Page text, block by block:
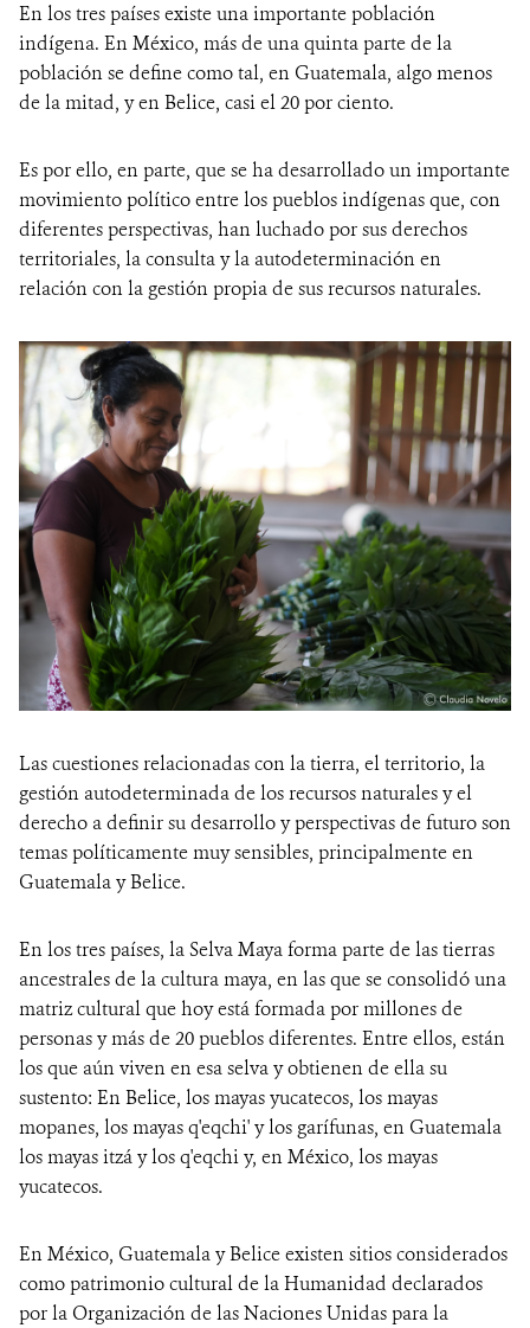
En los tres países existe una importante población
indígena. En México, más de una quinta parte de la
población se define como tal, en Guatemala, algo menos
de la mitad, y en Belice, casi el 20 por ciento.
Es por ello, en parte, que se ha desarrollado un importante
movimiento político entre los pueblos indígenas que, con
diferentes perspectivas, han luchado por sus derechos
territoriales, la consulta y la autodeterminación en
relación con la gestión propia de sus recursos naturales.
Las cuestiones relacionadas con la tierra, el territorio, la
gestión autodeterminada de los recursos naturales y el
derecho a definir su desarrollo y perspectivas de futuro son
temas políticamente muy sensibles, principalmente en
Guatemala y Belice.
En los tres países, la Selva Maya forma parte de las tierras
ancestrales de la cultura maya, en las que se consolidó una
matriz cultural que hoy está formada por millones de
personas y más de 20 pueblos diferentes. Entre ellos, están
los que aún viven en esa selva y obtienen de ella su
sustento: En Belice, los mayas yucatecos, los mayas
mopanes, los mayas q'eqchi' y los garífunas, en Guatemala
los mayas itzá y los q'eqchi y, en México, los mayas
yucatecos.
En México, Guatemala y Belice existen sitios considerados
como patrimonio cultural de la Humanidad declarados
por la Organización de las Naciones Unidas para la